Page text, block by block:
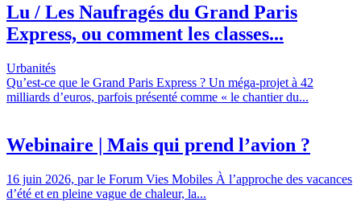
Lu / Les Naufragés du Grand Paris
Express, ou comment les classes...
Urbanités
Qu’est-ce que le Grand Paris Express ? Un méga-projet à 42
milliards d’euros, parfois présenté comme « le chantier du...
Webinaire | Mais qui prend l’avion ?
16 juin 2026, par le Forum Vies Mobiles À l’approche des vacances
d’été et en pleine vague de chaleur, la...